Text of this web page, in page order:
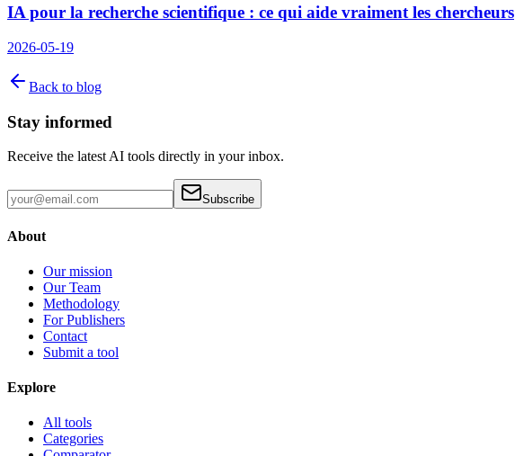
IA pour la recherche scientifique : ce qui aide vraiment les chercheurs
2026-05-19
Back to blog
Stay informed
Receive the latest AI tools directly in your inbox.
Subscribe
About
Our mission
Our Team
Methodology
For Publishers
Contact
Submit a tool
Explore
All tools
Categories